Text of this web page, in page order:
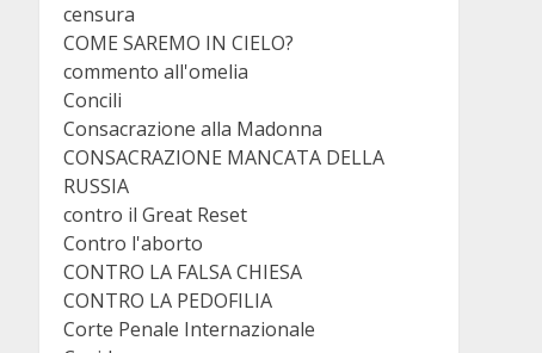
censura
COME SAREMO IN CIELO?
commento all'omelia
Concili
Consacrazione alla Madonna
CONSACRAZIONE MANCATA DELLA
RUSSIA
contro il Great Reset
Contro l'aborto
CONTRO LA FALSA CHIESA
CONTRO LA PEDOFILIA
Corte Penale Internazionale